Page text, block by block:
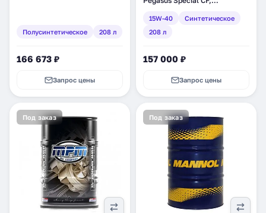
Полусинтетическое 208 л
166 673 ₽
Запрос цены
(151443)
15W-40
Синтетическое
208 л
157 000 ₽
Запрос цены
Под заказ Под заказ